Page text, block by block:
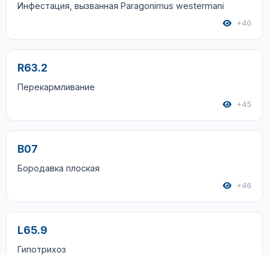
Инфестация, вызванная Paragonimus westermani
+40
R63.2
Перекармливание
+45
B07
Бородавка плоская
+46
L65.9
Гипотрихоз